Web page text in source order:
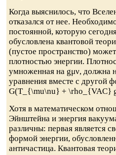
Когда выяснилось, что
отказался от нее.
постоянной, которую
обусловлена квантовой
(пустое пространство)
плотностью энергии.
умноженная на gμν, должна
уравнения вместе с другой
G(T_{\mu\nu} + \rho_{VAC}
Хотя в математическом
Эйнштейна и энергия
различны: первая является
формой энергии,
античастица. Квантовая